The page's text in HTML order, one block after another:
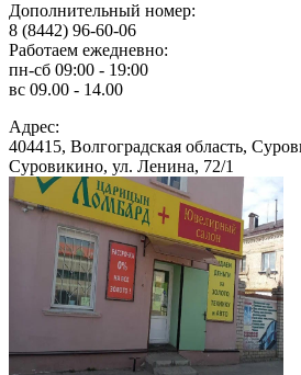
Дополнительный номер:
8 (8442) 96-60-06
Работаем ежедневно:
пн-сб 09:00 - 19:00
вс 09.00 - 14.00
Адрес:
404415, Волгоградская область,
Суровикино, ул. Ленина, 72/1